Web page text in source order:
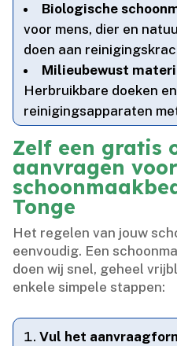
Biologische
voor mens, dier en
doen aan
Milieubewust
Herbruikbare doeken
reinigingsapparaten
Zelf een gratis
aanvragen voor
Tonge
Het regelen van jouw
eenvoudig.​ Een
doen wij snel, geheel
enkele simpele stappen:
Vul het